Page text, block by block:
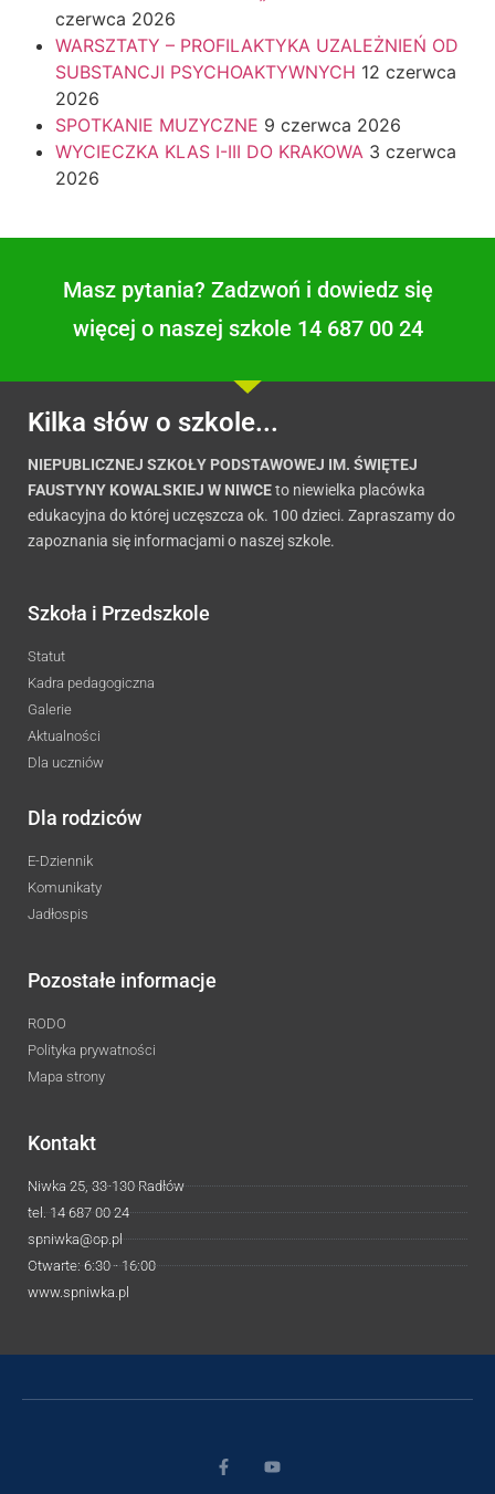
czerwca 2026
WARSZTATY – PROFILAKTYKA UZALEŻNIEŃ OD
SUBSTANCJI PSYCHOAKTYWNYCH 12 czerwca
2026
SPOTKANIE MUZYCZNE 9 czerwca 2026
WYCIECZKA KLAS I-III DO KRAKOWA 3 czerwca
2026
Masz pytania? Zadzwoń i dowiedz się
więcej o naszej szkole 14 687 00 24
Kilka słów o szkole...
NIEPUBLICZNEJ SZKOŁY PODSTAWOWEJ IM. ŚWIĘTEJ
FAUSTYNY KOWALSKIEJ W NIWCEto niewielka placówka
edukacyjna do której uczęszcza ok. 100 dzieci. Zapraszamy do
zapoznania się informacjami o naszej szkole.
Szkoła i Przedszkole
Statut
Kadra pedagogiczna
Galerie
Aktualności
Dla uczniów
Dla rodziców
E-Dziennik
Komunikaty
Jadłospis
Pozostałe informacje
RODO
Polityka prywatności
Mapa strony
Kontakt
Niwka 25, 33-130 Radłów
tel. 14 687 00 24
spniwka@op.pl
Otwarte: 6:30 - 16:00
www.spniwka.pl